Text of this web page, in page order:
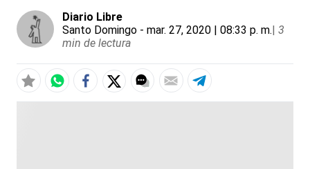
Diario Libre
Santo Domingo - mar. 27, 2020 | 08:33 p. m.| 3
min de lectura